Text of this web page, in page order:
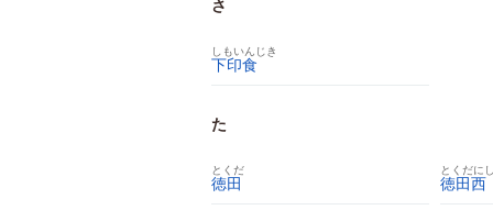
さ
しもいんじき
下印食
た
とくだ
徳田
とくだにし
徳田西